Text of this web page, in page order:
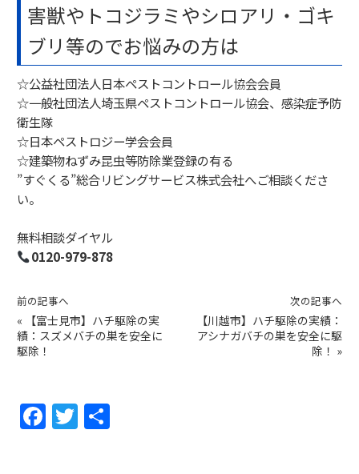
害獣やトコジラミやシロアリ・ゴキ
ブリ等のでお悩みの方は
☆公益社団法人日本ペストコントロール協会会員
☆一般社団法人埼玉県ペストコントロール協会、感染症予防
衛生隊
☆日本ペストロジー学会会員
☆建築物ねずみ昆虫等防除業登録の有る
”すぐくる”総合リビングサービス株式会社へご相談くださ
い。
無料相談ダイヤル
0120-979-878
前の記事へ
«
【富士見市】ハチ駆除の実
績：スズメバチの巣を安全に
駆除！
次の記事へ
【川越市】ハチ駆除の実績：
アシナガバチの巣を安全に駆
除！ »
F T